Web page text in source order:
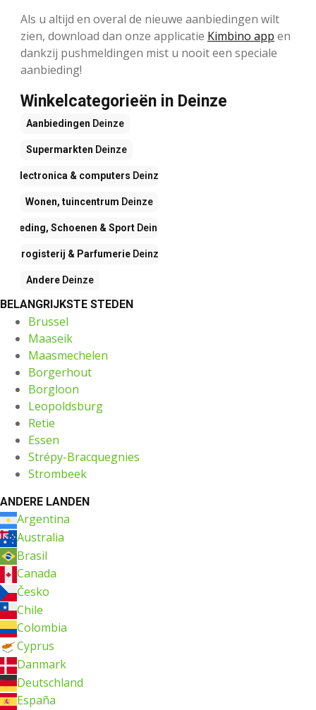
Als u altijd en overal de nieuwe aanbiedingen wilt
zien, download dan onze applicatie Kimbino app en
dankzij pushmeldingen mist u nooit een speciale
aanbieding!
Winkelcategorieën in Deinze
Aanbiedingen Deinze
Supermarkten Deinze
Electronica & computers Deinze
Wonen, tuincentrum Deinze
Kleding, Schoenen & Sport Deinze
Drogisterij & Parfumerie Deinze
Andere Deinze
BELANGRIJKSTE STEDEN
Brussel
Maaseik
Maasmechelen
Borgerhout
Borgloon
Leopoldsburg
Retie
Essen
Strépy-Bracquegnies
Strombeek
ANDERE LANDEN
Argentina
Australia
Brasil
Canada
Česko
Chile
Colombia
Cyprus
Danmark
Deutschland
España